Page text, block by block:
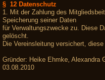
§ 12 Datenschutz
1. Mit der Zahlung des
Speicherung seiner Daten
für Verwaltungszwecke zu. Diese
gelöscht.
Die Vereinsleitung versichert,
Gründer: Heike Ehmke, Alexandra
03.08.2010